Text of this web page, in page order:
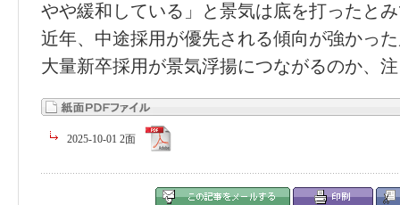
やや緩和している」と景気は底を打ったと
近年、中途採用が優先される傾向が強かっ
大量新卒採用が景気浮揚につながるのか、
2025-10-01 2面